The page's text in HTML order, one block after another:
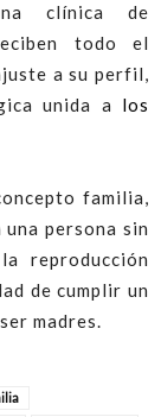
clínica de
todo el
a su perfil,
unida a los
familia,
persona sin
reproducción
de cumplir un
madres.